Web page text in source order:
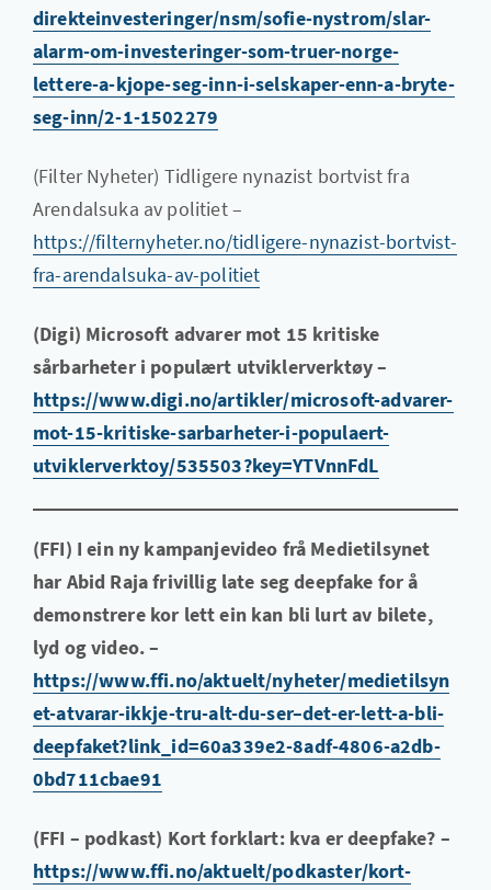
direkteinvesteringer/nsm/sofie-nystrom/slar-
alarm-om-investeringer-som-truer-norge-
lettere-a-kjope-seg-inn-i-selskaper-enn-a-bryte-
seg-inn/2-1-1502279
(Filter Nyheter) Tidligere nynazist bortvist fra
Arendalsuka av politiet –
https://filternyheter.no/tidligere-nynazist-bortvist-
fra-arendalsuka-av-politiet
(Digi) Microsoft advarer mot 15 kritiske
sårbarheter i populært utviklerverktøy –
https://www.digi.no/artikler/microsoft-advarer-
mot-15-kritiske-sarbarheter-i-populaert-
utviklerverktoy/535503?key=YTVnnFdL
(FFI) I ein ny kampanjevideo frå Medietilsynet
har Abid Raja frivillig late seg deepfake for å
demonstrere kor lett ein kan bli lurt av bilete,
lyd og video. –
https://www.ffi.no/aktuelt/nyheter/medietilsyn
et-atvarar-ikkje-tru-alt-du-ser–det-er-lett-a-bli-
deepfaket?link_id=60a339e2-8adf-4806-a2db-
0bd711cbae91
(FFI – podkast) Kort forklart: kva er deepfake? –
https://www.ffi.no/aktuelt/podkaster/kort-